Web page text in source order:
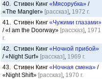
40. Стивен Кинг «Мясорубка» /
«The Mangler» [рассказ], 1972 г.
41. Стивен Кинг «Чужими глазами»
/ «I am the Doorway» [рассказ], 1971
г.
42. Стивен Кинг «Ночной прибой»
/ «Night Surf» [рассказ], 1969 г.
43. Стивен Кинг «Ночная смена» /
«Night Shift» [рассказ], 1970 г.